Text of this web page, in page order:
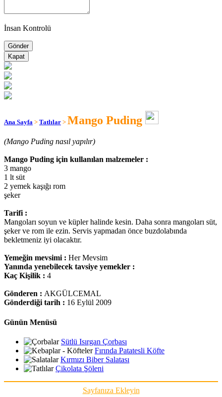
İnsan Kontrolü
Kapat
Ana Sayfa > Tatlılar > Mango Puding
(Mango Puding nasıl yapılır)
Mango Puding için kullanılan malzemeler :
3 mango
1 lt süt
2 yemek kaşığı rom
şeker
Tarifi :
Mangoları soyun ve küpler halinde kesin. Daha sonra mangoları süt,
şeker ve rom ile ezin. Servis yapmadan önce buzdolabında
bekletmeniz iyi olacaktır.
Yemeğin mevsimi : Her Mevsim
Yanında yenebilecek tavsiye yemekler :
Kaç Kişilik : 4
Gönderen : AKGÜLCEMAL
Gönderdiği tarih : 16 Eylül 2009
Günün Menüsü
Sütlü Isırgan Çorbası
Fırında Patatesli Köfte
Kırmızı Biber Salatası
Çikolata Şöleni
Sayfanıza Ekleyin